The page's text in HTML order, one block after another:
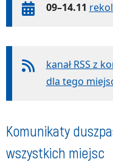
09–14.11
kanał RSS z
dla tego
Komunikaty
wszystkich miejsc